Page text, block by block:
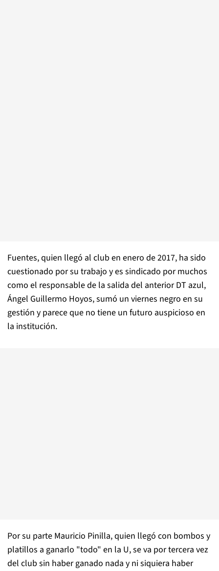
Fuentes, quien llegó al club en enero de 2017, ha sido
cuestionado por su trabajo y es sindicado por muchos
como el responsable de la salida del anterior DT azul,
Ángel Guillermo Hoyos, sumó un viernes negro en su
gestión y parece que no tiene un futuro auspicioso en
la institución.
Por su parte Mauricio Pinilla, quien llegó con bombos y
platillos a ganarlo "todo" en la U, se va por tercera vez
del club sin haber ganado nada y ni siquiera haber